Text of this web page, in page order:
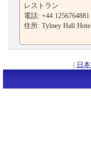
レストラン
電話: +44 1256764881
住所: Tylney Hall
| 日